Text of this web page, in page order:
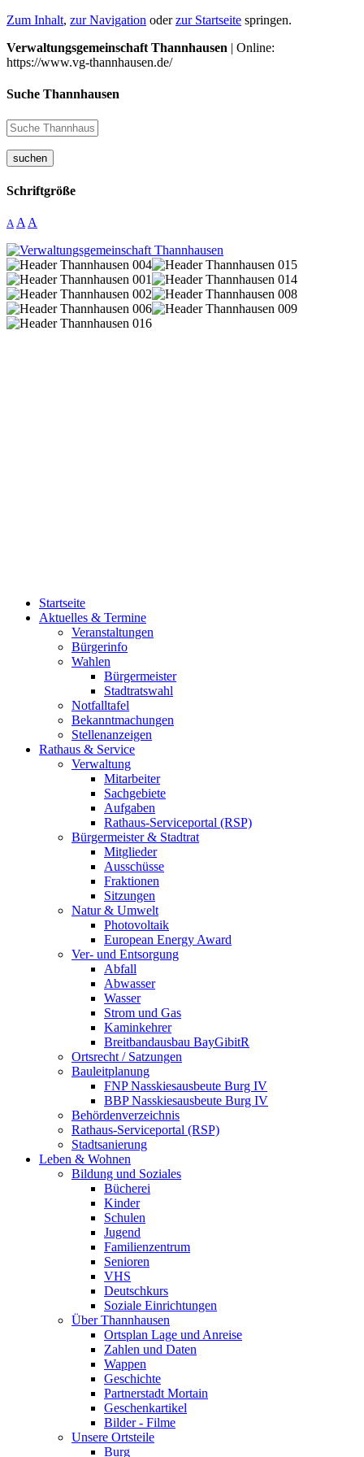
Zum Inhalt, zur Navigation oderzur Startseite springen.
Verwaltungsgemeinschaft Thannhausen | Online:
https://www.vg-thannhausen.de/
Suche Thannhausen
suchen
Schriftgröße
A A A
Startseite
Aktuelles & Termine
Veranstaltungen
Bürgerinfo
Wahlen
Bürgermeister
Stadtratswahl
Notfalltafel
Bekanntmachungen
Stellenanzeigen
Rathaus & Service
Verwaltung
Mitarbeiter
Sachgebiete
Aufgaben
Rathaus-Serviceportal (RSP)
Bürgermeister & Stadtrat
Mitglieder
Ausschüsse
Fraktionen
Sitzungen
Natur & Umwelt
Photovoltaik
European Energy Award
Ver- und Entsorgung
Abfall
Abwasser
Wasser
Strom und Gas
Kaminkehrer
Breitbandausbau BayGibitR
Ortsrecht / Satzungen
Bauleitplanung
FNP Nasskiesausbeute Burg IV
BBP Nasskiesausbeute Burg IV
Behördenverzeichnis
Rathaus-Serviceportal (RSP)
Stadtsanierung
Leben & Wohnen
Bildung und Soziales
Bücherei
Kinder
Schulen
Jugend
Familienzentrum
Senioren
VHS
Deutschkurs
Soziale Einrichtungen
Über Thannhausen
Ortsplan Lage und Anreise
Zahlen und Daten
Wappen
Geschichte
Partnerstadt Mortain
Geschenkartikel
Bilder - Filme
Unsere Ortsteile
Burg